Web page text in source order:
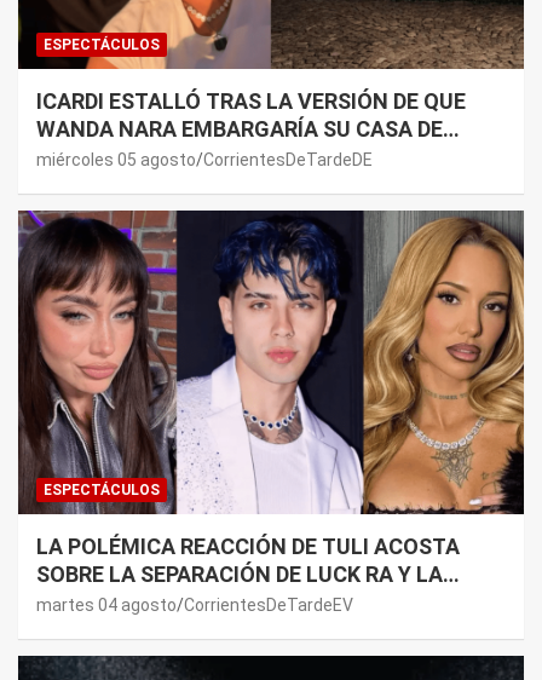
ESPECTÁCULOS
ICARDI ESTALLÓ TRAS LA VERSIÓN DE QUE
WANDA NARA EMBARGARÍA SU CASA DE
NORDELTA: “NECESITAN RASCAR DE ALGÚN
miércoles 05 agosto CorrientesDeTardeDE
ESPECTÁCULOS
LA POLÉMICA REACCIÓN DE TULI ACOSTA
SOBRE LA SEPARACIÓN DE LUCK RA Y LA
JOAQUI: “¿MI VERDAD?”
martes 04 agosto CorrientesDeTardeEV